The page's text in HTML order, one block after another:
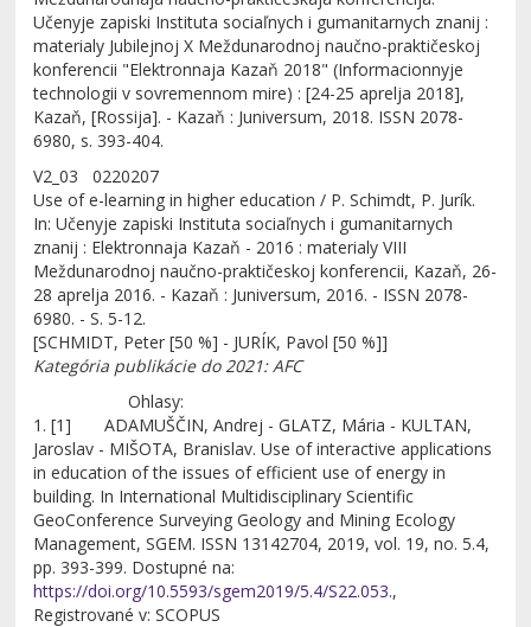
Učenyje zapiski Instituta sociaľnych i gumanitarnych znanij :
materialy Jubilejnoj X Meždunarodnoj naučno-praktičeskoj
konferencii "Elektronnaja Kazaň 2018" (Informacionnyje
technologii v sovremennom mire) : [24-25 aprelja 2018],
Kazaň, [Rossija]. - Kazaň : Juniversum, 2018. ISSN 2078-
6980, s. 393-404.
V2_03 0220207
Use of e-learning in higher education / P. Schimdt, P. Jurík.
In: Učenyje zapiski Instituta sociaľnych i gumanitarnych
znanij : Elektronnaja Kazaň - 2016 : materialy VIII
Meždunarodnoj naučno-praktičeskoj konferencii, Kazaň, 26-
28 aprelja 2016. - Kazaň : Juniversum, 2016. - ISSN 2078-
6980. - S. 5-12.
[SCHMIDT, Peter [50 %] - JURÍK, Pavol [50 %]]
Kategória publikácie do 2021: AFC
Ohlasy:
1. [1] ADAMUŠČIN, Andrej - GLATZ, Mária - KULTAN,
Jaroslav - MIŠOTA, Branislav. Use of interactive applications
in education of the issues of efficient use of energy in
building. In International Multidisciplinary Scientific
GeoConference Surveying Geology and Mining Ecology
Management, SGEM. ISSN 13142704, 2019, vol. 19, no. 5.4,
pp. 393-399. Dostupné na:
https://doi.org/10.5593/sgem2019/5.4/S22.053.,
Registrované v: SCOPUS